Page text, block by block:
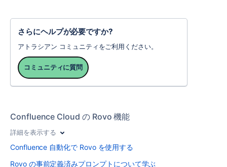
さらにヘルプが必要ですか?
アトラシアン コミュニティをご利用ください。
コミュニティに質問
Confluence Cloud の Rovo 機能
詳細を表示する
Confluence 自動化で Rovo を使用する
Rovo の事前定義済みプロンプトについて学ぶ